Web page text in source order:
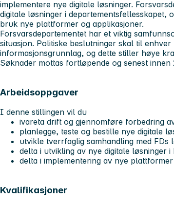
implementere nye digitale løsninger.
digitale løsninger i departementsfellesskapet,
bruk nye plattformer og applikasjoner.
Forsvarsdepartementet har et viktig
situasjon. Politiske beslutninger skal til
informasjonsgrunnlag, og dette stiller høye
Søknader mottas fortløpende og senest innen
Arbeidsoppgaver
I denne stillingen vil du
ivareta drift og gjennomføre forbedring
planlegge, teste og bestille nye digitale
utvikle tverrfaglig samhandling med
delta i utvikling av nye digitale løsninger
delta i implementering av nye
Kvalifikasjoner